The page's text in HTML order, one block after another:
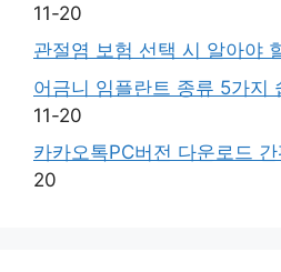
11-20
관절염 보험 선택 시 알아야
어금니 임플란트 종류 5가지
11-20
카카오톡PC버전 다운로드
20